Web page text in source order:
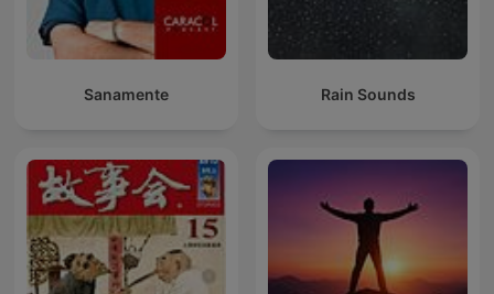
Sanamente Rain Sounds